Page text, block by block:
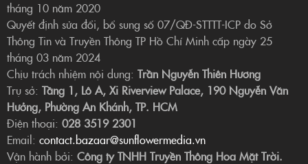
tháng 10 năm 2020
Quyết định sửa đổi, bổ sung số 07/QĐ-STTTT-ICP do Sở
Thông Tin và Truyền Thông TP Hồ Chí Minh cấp ngày 25
tháng 03 năm 2024
Chịu trách nhiệm nội dung: Trần Nguyễn Thiên Hương
Trụ sở: Tầng 1, Lô A, Xi Riverview Palace, 190 Nguyễn Văn
Hưởng, Phường An Khánh, TP. HCM
Điện thoại: 028 3519 2301
Email: contact.bazaar@sunflowermedia.vn
Vận hành bởi: Công ty TNHH Truyền Thông Hoa Mặt Trời.